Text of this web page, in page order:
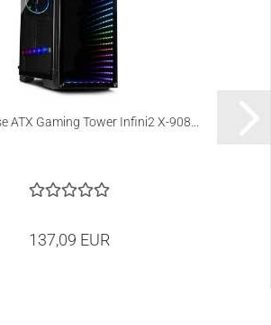
ATX Gaming Tower Infini2 X-908...
137,09 EUR